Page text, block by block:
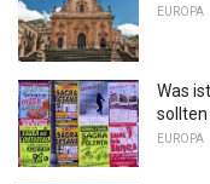
EUROPA
Was
sollten
EUROPA